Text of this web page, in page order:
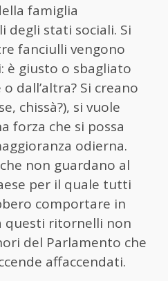
famiglia
degli stati sociali. Si
fanciulli vengono
è giusto o sbagliato
dall’altra? Si creano
chissà?), si vuole
forza che si possa
odierna.
non guardano al
per il quale tutti
comportare in
questi ritornelli non
del Parlamento che
affaccendati.